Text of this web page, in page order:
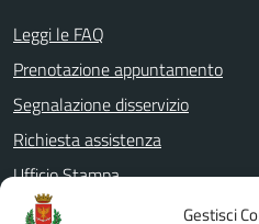
Gestisci
Leggi le FAQ
Prenotazione appuntamento
Segnalazione disservizio
Richiesta assistenza
Ufficio Stampa
Amministrazione Trasparente